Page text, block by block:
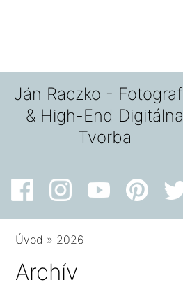
Ján Raczko -
& High-End Digitálna
Tvorba
Úvod » 2026
Archív